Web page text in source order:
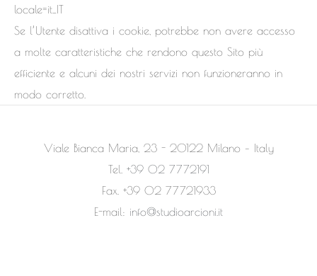
locale=it_IT
Se l’Utente disattiva i cookie, potrebbe non avere accesso
a molte caratteristiche che rendono questo Sito più
efficiente e alcuni dei nostri servizi non funzioneranno in
modo corretto.
Viale Bianca Maria, 23- 20122 Milano – Italy
Tel. +39 02 7772191
Fax. +39 02 77721933
E-mail: info@studioarcioni.it